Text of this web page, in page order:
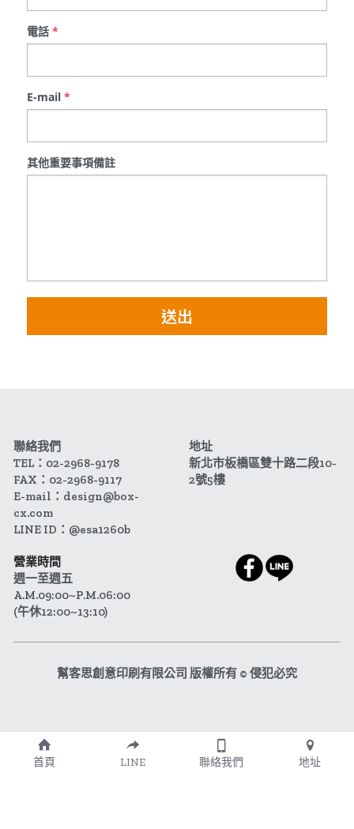
電話*
E-mail*
其他重要事項備註
送出
聯絡我們
TEL：02-2968-9178
FAX：02-2968-9117
E-mail：design@box-
cx.com
LINE ID：@esa1260b
地址
新北市板橋區雙十路二段10-
2號5樓
營業時間
週一至週五
A.M.09:00~P.M.06:00
(午休12:00~13:10)
幫客思創意印刷有限公司 版權所有 © 侵犯必究
首頁 LINE 聯絡我們 地址